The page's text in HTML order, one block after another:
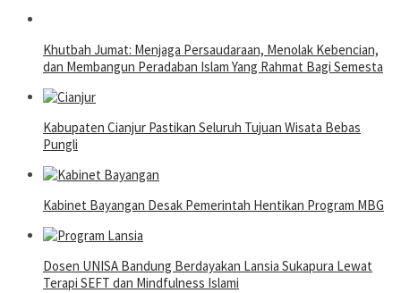
Khutbah Jumat: Menjaga Persaudaraan, Menolak Kebencian,
dan Membangun Peradaban Islam Yang Rahmat Bagi Semesta
Kabupaten Cianjur Pastikan Seluruh Tujuan Wisata Bebas
Pungli
Kabinet Bayangan Desak Pemerintah Hentikan Program MBG
Dosen UNISA Bandung Berdayakan Lansia Sukapura Lewat
Terapi SEFT dan Mindfulness Islami